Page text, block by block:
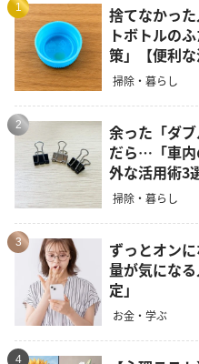
1
捨てなかっ
トボトルの
策」【便利な
掃除・暮らし
2
余った「ダ
だら…「車内
外な活用術3
掃除・暮らし
3
ずっとオン
量が気にな
定」
お金・学ぶ
4